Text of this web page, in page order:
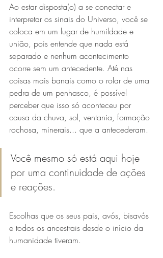
Ao estar disposta(o) a se conectar e
interpretar os sinais do Universo, você se
coloca em um lugar de humildade e
união, pois entende que nada está
separado e nenhum acontecimento
ocorre sem um antecedente. Até nas
coisas mais banais como o rolar de uma
pedra de um penhasco, é possível
perceber que isso só aconteceu por
causa da chuva, sol, ventania, formação
rochosa, minerais... que a antecederam.
Você mesmo só está aqui hoje
por uma continuidade de ações
e reações.
Escolhas que os seus pais, avós, bisavós
e todos os ancestrais desde o início da
humanidade tiveram.